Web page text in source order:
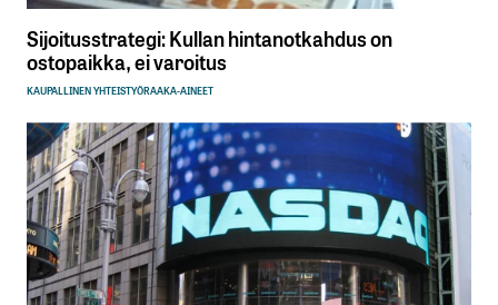
Sijoitusstrategi: Kullan hintanotkahdus on
ostopaikka, ei varoitus
KAUPALLINEN YHTEISTYÖRAAKA-AINEET